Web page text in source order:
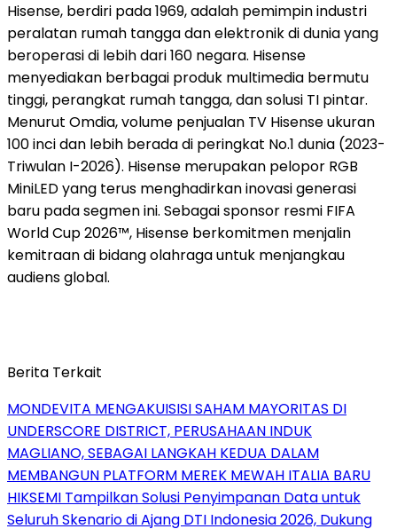
Hisense, berdiri pada 1969, adalah pemimpin industri
peralatan rumah tangga dan elektronik di dunia yang
beroperasi di lebih dari 160 negara. Hisense
menyediakan berbagai produk multimedia bermutu
tinggi, perangkat rumah tangga, dan solusi TI pintar.
Menurut Omdia, volume penjualan TV Hisense ukuran
100 inci dan lebih berada di peringkat No.1 dunia (2023-
Triwulan I-2026). Hisense merupakan pelopor RGB
MiniLED yang terus menghadirkan inovasi generasi
baru pada segmen ini. Sebagai sponsor resmi FIFA
World Cup 2026™, Hisense berkomitmen menjalin
kemitraan di bidang olahraga untuk menjangkau
audiens global.
Berita Terkait
MONDEVITA MENGAKUISISI SAHAM MAYORITAS DI
UNDERSCORE DISTRICT, PERUSAHAAN INDUK
MAGLIANO, SEBAGAI LANGKAH KEDUA DALAM
MEMBANGUN PLATFORM MEREK MEWAH ITALIA BARU
HIKSEMI Tampilkan Solusi Penyimpanan Data untuk
Seluruh Skenario di Ajang DTI Indonesia 2026, Dukung